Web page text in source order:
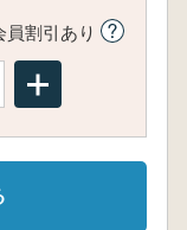
員割引あり